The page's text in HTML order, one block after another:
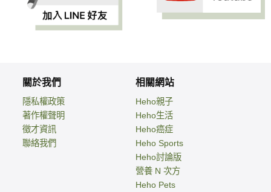
關於我們
隱私權政策
著作權聲明
徵才資訊
聯絡我們
相關網站
Heho親子
Heho生活
Heho癌症
Heho Sports
Heho討論版
營養 N 次方
Heho Pets